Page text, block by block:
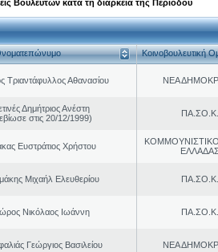
Βουλευτών κατά τη διάρκεια της Περιόδου
Κοινοβουλευτική
Τριαντάφυλλος Αθανασίου ΝΕΑ
Δημήτριος Ανέστη
στις 20/12/1999)
ΠΑ.ΣΟ.Κ.
Ευστράτιος Χρήστου
ΕΛΛΑΔΑΣ
Μιχαήλ Ελευθερίου ΠΑ.ΣΟ.Κ.
Νικόλαος Ιωάννη ΠΑ.ΣΟ.Κ.
Γεώργιος Βασιλείου ΝΕΑ